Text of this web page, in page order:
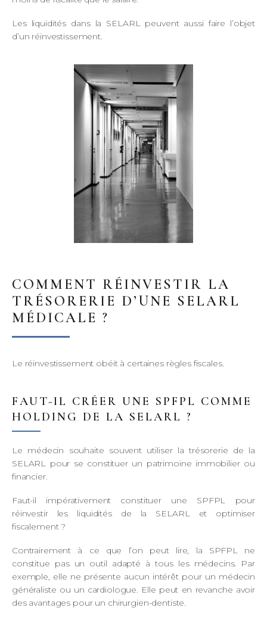
Les liquidités dans la SELARL peuvent aussi faire l’objet
d’un réinvestissement.
COMMENT RÉINVESTIR LA
TRÉSORERIE D’UNE SELARL
MÉDICALE ?
Le réinvestissement obéit à certaines règles fiscales.
FAUT-IL CRÉER UNE SPFPL COMME
HOLDING DE LA SELARL ?
Le médecin souhaite souvent utiliser la trésorerie de la
SELARL pour se constituer un patrimoine immobilier ou
financier.
Faut-il impérativement constituer une SPFPL pour
réinvestir les liquidités de la SELARL et optimiser
fiscalement ?
Contrairement à ce que l’on peut lire, la SPFPL ne
constitue pas un outil adapté à tous les médecins. Par
exemple, elle ne présente aucun intérêt pour un médecin
généraliste ou un cardiologue. Elle peut en revanche avoir
des avantages pour un chirurgien-dentiste.